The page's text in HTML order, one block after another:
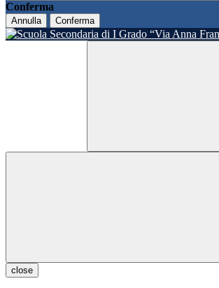
Conferma
Annulla Conferma
close